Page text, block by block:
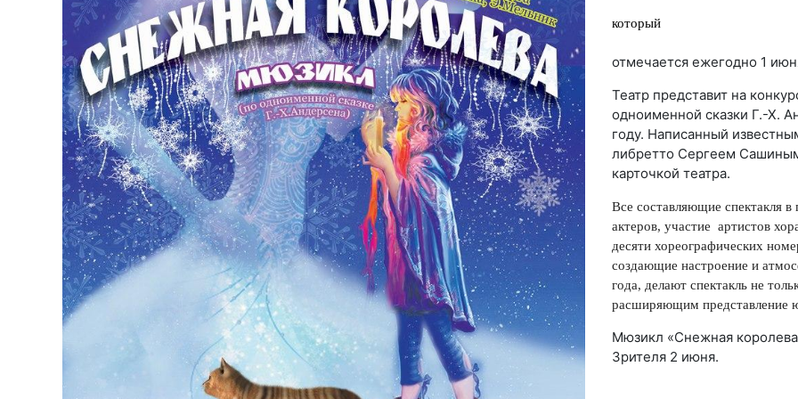
который
отмечается ежегодно 1
Театр представит на
одноименной сказки Г.-Х.
году. Написанный
либретто Сергеем
карточкой театра.
Все составляющие спектакля
актеров, участие артистов
десяти хореографических
создающие настроение и
года, делают спектакль не
расширяющим представление
Мюзикл «Снежная
Зрителя 2 июня.